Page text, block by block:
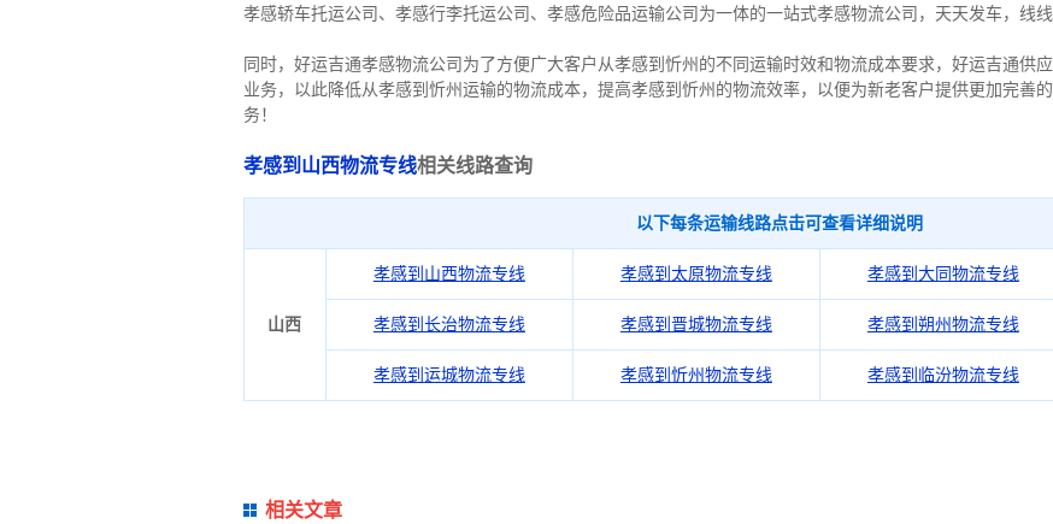
孝感轿车托运公司、 孝感行李托运公司、 孝感危险品运输公司为一体的一站式孝感物流公司 ，天天发车，线
同时，好运吉通孝感物流公司为了方便广大客户从孝感到忻州的不同运输时效和物流成本要求，好运吉通供
业务，以此降低从孝感到忻州运输的物流成本，提高孝感到忻州的物流效率，以便为新老客户提供更加完善
务！
孝感到山西物流专线相关线路查询
以下每条运输线路点击可查看详细说明
山西
孝感到山西物流专线 孝感到太原物流专线 孝感到大同物流专线
孝感到长治物流专线 孝感到晋城物流专线 孝感到朔州物流专线
孝感到运城物流专线 孝感到忻州物流专线 孝感到临汾物流专线
相关文章